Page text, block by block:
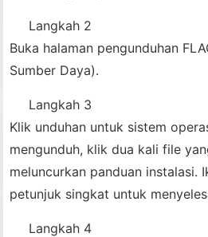
Langkah 2
Buka halaman pengunduhan
Sumber Daya).
Langkah 3
Klik unduhan untuk sistem
mengunduh, klik dua kali file
meluncurkan panduan instalasi.
petunjuk singkat untuk
Langkah 4